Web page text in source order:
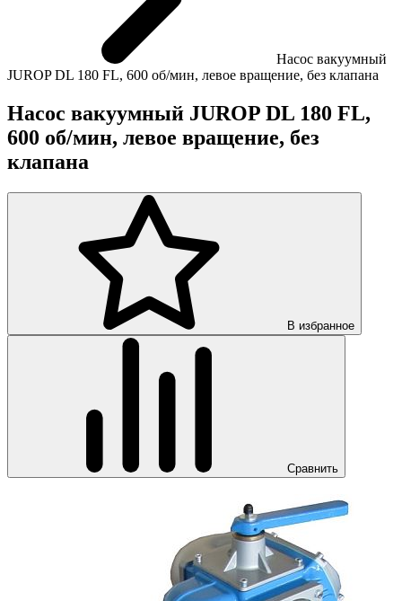
Насос вакуумный
JUROP DL 180 FL, 600 об/мин, левое вращение, без клапана
Насос вакуумный JUROP DL 180 FL,
600 об/мин, левое вращение, без
клапана
В избранное
Сравнить